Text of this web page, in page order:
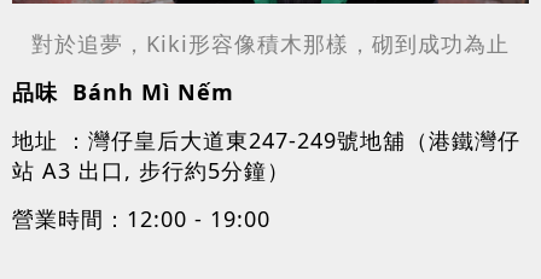
對於追夢，Kiki形容像積木那樣，砌到成功為止
品味 Bánh Mì Nếm
地址 ：灣仔皇后大道東247-249號地舖（港鐵灣仔
站 A3 出口, 步行約5分鐘）
營業時間：12:00 - 19:00